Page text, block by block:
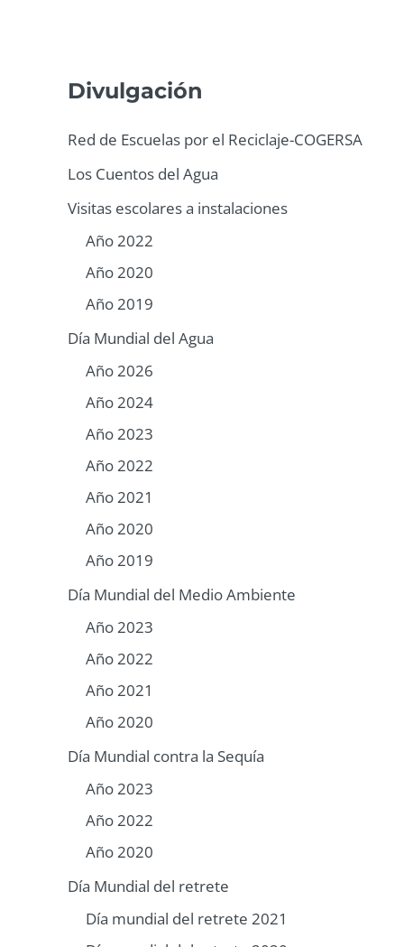
Divulgación
Red de Escuelas por el Reciclaje-COGERSA
Los Cuentos del Agua
Visitas escolares a instalaciones
Año 2022
Año 2020
Año 2019
Día Mundial del Agua
Año 2026
Año 2024
Año 2023
Año 2022
Año 2021
Año 2020
Año 2019
Día Mundial del Medio Ambiente
Año 2023
Año 2022
Año 2021
Año 2020
Día Mundial contra la Sequía
Año 2023
Año 2022
Año 2020
Día Mundial del retrete
Día mundial del retrete 2021